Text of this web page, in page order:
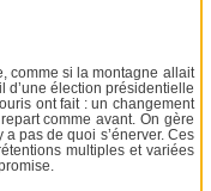
comme si la montagne allait
d’une élection présidentielle
ont fait : un changement
comme avant. On gère
a pas de quoi s’énerver. Ces
multiples et variées